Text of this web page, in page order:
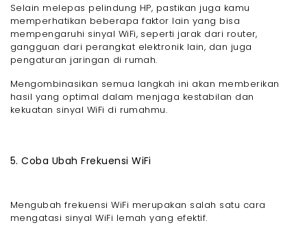
Selain melepas pelindung HP, pastikan juga kamu
memperhatikan beberapa faktor lain yang bisa
mempengaruhi sinyal WiFi, seperti jarak dari router,
gangguan dari perangkat elektronik lain, dan juga
pengaturan jaringan di rumah.
Mengombinasikan semua langkah ini akan memberikan
hasil yang optimal dalam menjaga kestabilan dan
kekuatan sinyal WiFi di rumahmu.
5. Coba Ubah Frekuensi WiFi
Mengubah frekuensi WiFi merupakan salah satu cara
mengatasi sinyal WiFi lemah yang efektif.